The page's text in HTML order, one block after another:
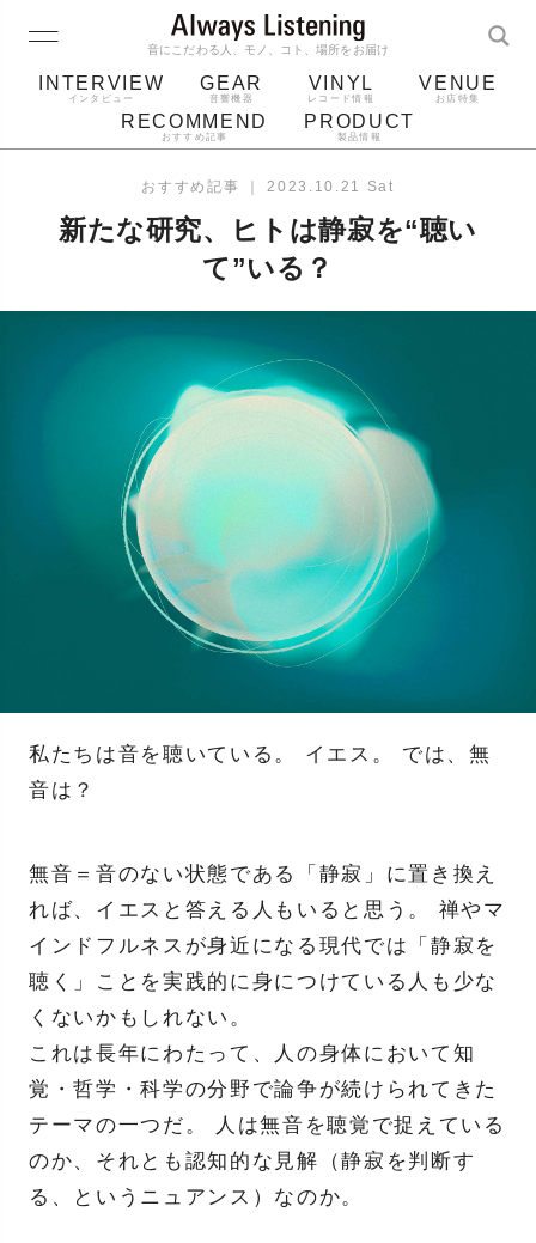
音にこだわる人、モノ、コト、場所をお届け
INTERVIEW
インタビュー
GEAR
音響機器
VINYL
レコード情報
VENUE
お店特集
RECOMMEND
おすすめ記事
PRODUCT
製品情報
ジャケット bluetooth アルバム
レコード針
おすすめ記事 ｜ 2023.10.21 Sat
新たな研究、ヒトは静寂を“聴い
て”いる？
私たちは音を聴いている。 イエス。 では、無
音は？
無音＝音のない状態である「静寂」に置き換え
れば、イエスと答える人もいると思う。 禅やマ
インドフルネスが身近になる現代では「静寂を
聴く」ことを実践的に身につけている人も少な
くないかもしれない。
これは長年にわたって、人の身体において知
覚・哲学・科学の分野で論争が続けられてきた
テーマの一つだ。 人は無音を聴覚で捉えている
のか、それとも認知的な見解（静寂を判断す
る、というニュアンス）なのか。